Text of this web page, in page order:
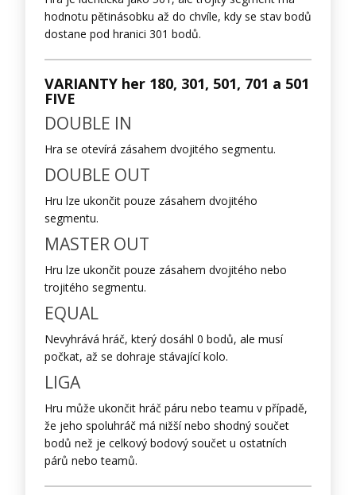
hodnotu pětinásobku až do chvíle, kdy se stav bodů
dostane pod hranici 301 bodů.
VARIANTY her 180, 301, 501, 701 a 501
FIVE
DOUBLE IN
Hra se otevírá zásahem dvojitého segmentu.
DOUBLE OUT
Hru lze ukončit pouze zásahem dvojitého
segmentu.
MASTER OUT
Hru lze ukončit pouze zásahem dvojitého nebo
trojitého segmentu.
EQUAL
Nevyhrává hráč, který dosáhl 0 bodů, ale musí
počkat, až se dohraje stávající kolo.
LIGA
Hru může ukončit hráč páru nebo teamu v případě,
že jeho spoluhráč má nižší nebo shodný součet
bodů než je celkový bodový součet u ostatních
párů nebo teamů.